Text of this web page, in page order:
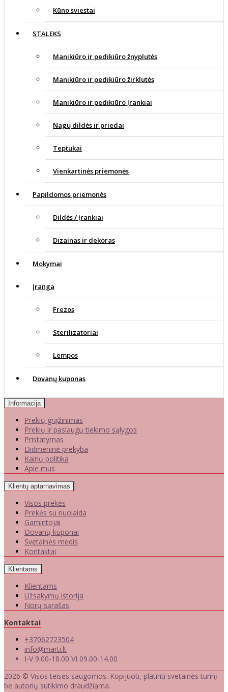
Kūno sviestai
STALEKS
Manikiūro ir pedikiūro žnyplutės
Manikiūro ir pedikiūro žirklutės
Manikiūro ir pedikiūro įrankiai
Nagų dildės ir priedai
Teptukai
Vienkartinės priemonės
Papildomos priemonės
Dildės / įrankiai
Dizainas ir dekoras
Mokymai
Įranga
Frezos
Sterilizatoriai
Lempos
Dovanų kuponas
Informacija
Prekių grąžinimas
Prekių ir paslaugų tiekimo sąlygos
Pristatymas
Didmeninė prekyba
Kainų politika
Apie mus
Klientų aptarnavimas
Visos prekės
Prekės su nuolaida
Gamintojai
Dovanų kuponai
Svetainės medis
Kontaktai
Klientams
Klientams
Užsakymų istorija
Norų sąrašas
Kontaktai
+37062723504
info@marti.lt
I-V 9.00-18.00 VI 09.00-14.00
2026 © Visos teisės saugomos. Kopijuoti, platinti svetainės turinį
be autorių sutikimo draudžiama.